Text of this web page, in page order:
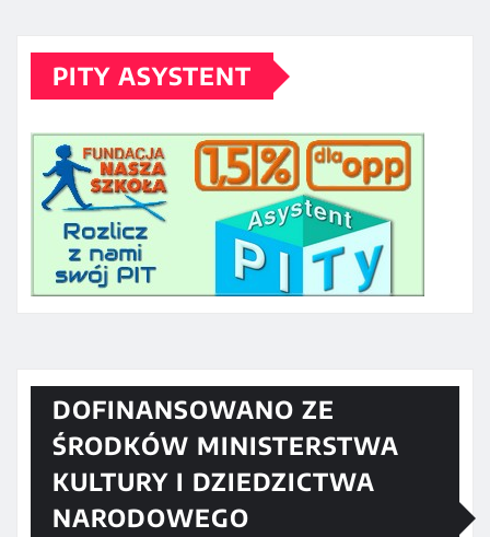
PITY ASYSTENT
DOFINANSOWANO ZE
ŚRODKÓW MINISTERSTWA
KULTURY I DZIEDZICTWA
NARODOWEGO